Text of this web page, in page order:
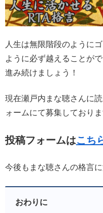
人生は無限階段のように
ように必ず越えることが
進み続けましょう！
現在瀬戸内まな聴さんに
ォームにて募集しておりま
投稿フォームはこち
今後もまな聴さんの格言に
おわりに